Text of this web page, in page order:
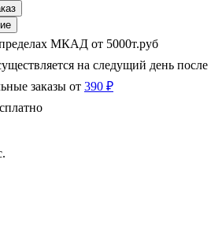
МКАД от 5000т.руб
на следущий день после
заказы от 390 ₽